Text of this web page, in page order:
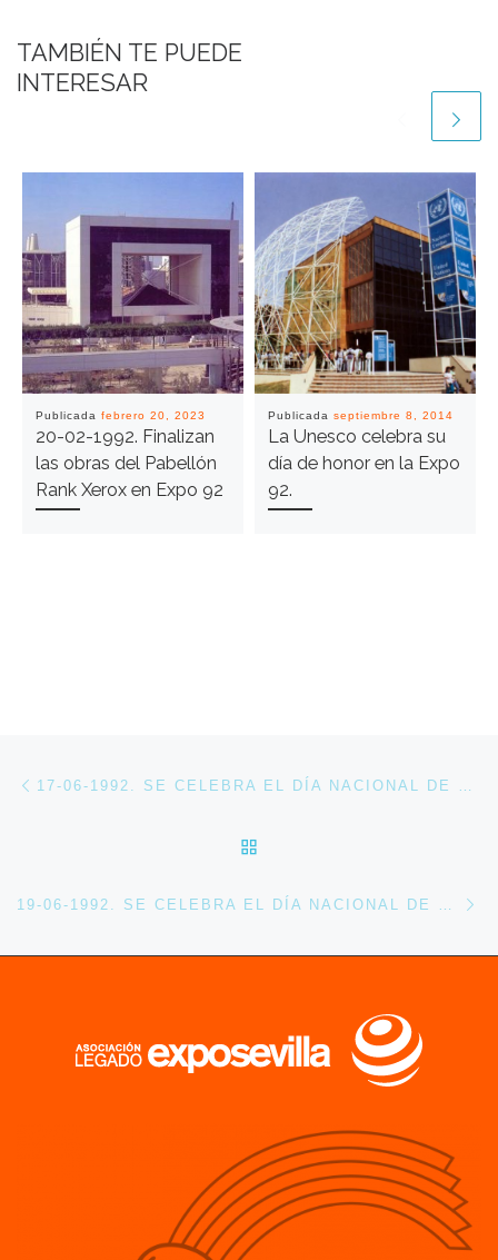
TAMBIÉN TE PUEDE
INTERESAR
Publicada febrero 20, 2023
20-02-1992. Finalizan
las obras del Pabellón
Rank Xerox en Expo 92
Publicada septiembre 8, 2014
La Unesco celebra su
día de honor en la Expo
92.
Navegación de entradas